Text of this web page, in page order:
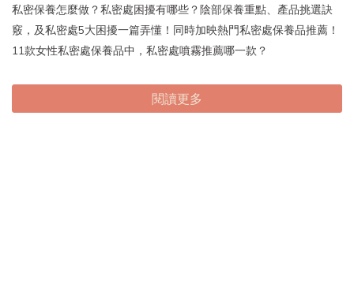
私密保養怎麼做？私密處困擾有哪些？陰部保養重點、產品挑選訣
竅，及私密處5大困擾一篇弄懂！同時加映熱門私密處保養品推薦！
11款女性私密處保養品中，私密處噴霧推薦哪一款？
閱讀更多